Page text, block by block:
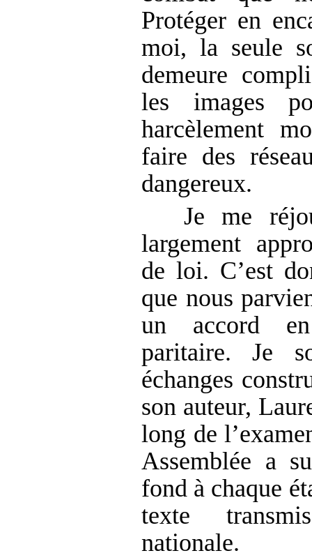
Protéger en
moi, la seule
demeure
les images
harcèlement
faire des
dangereux.
Je me
largement
de loi. C’est
que nous
un accord
paritaire. Je
échanges
son auteur,
long de
Assemblée a
fond à chaque
texte
nationale.